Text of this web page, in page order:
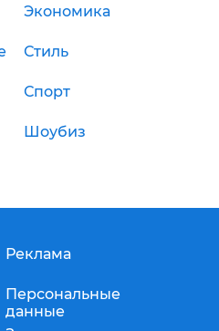
Экономика
Стиль
Спорт
Шоубиз
Реклама
Персональные
данные